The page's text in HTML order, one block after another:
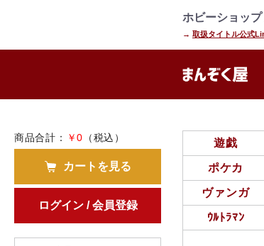
ホビーショッ
→ 取扱タイトル公式
商品合計： ￥0 （税込）
カートを見る
ログイン / 会員登録
遊戯
ポケカ
ヴァンガ
ｳﾙﾄﾗﾏﾝ